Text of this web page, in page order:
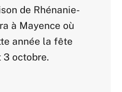
de Rhénanie-
à Mayence où
année la fête
3 octobre.